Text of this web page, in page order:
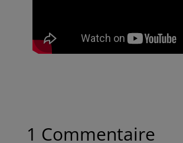
1 Commentaire